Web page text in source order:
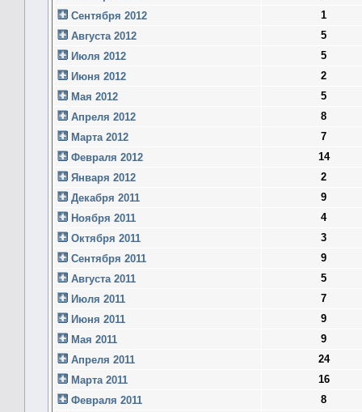
Сентября 2012
1
Августа 2012
5
Июля 2012
5
Июня 2012
2
Мая 2012
5
Апреля 2012
8
Марта 2012
7
Февраля 2012
14
Января 2012
2
Декабря 2011
9
Ноября 2011
4
Октября 2011
3
Сентября 2011
9
Августа 2011
5
Июля 2011
7
Июня 2011
9
Мая 2011
9
Апреля 2011
24
Марта 2011
16
Февраля 2011
8